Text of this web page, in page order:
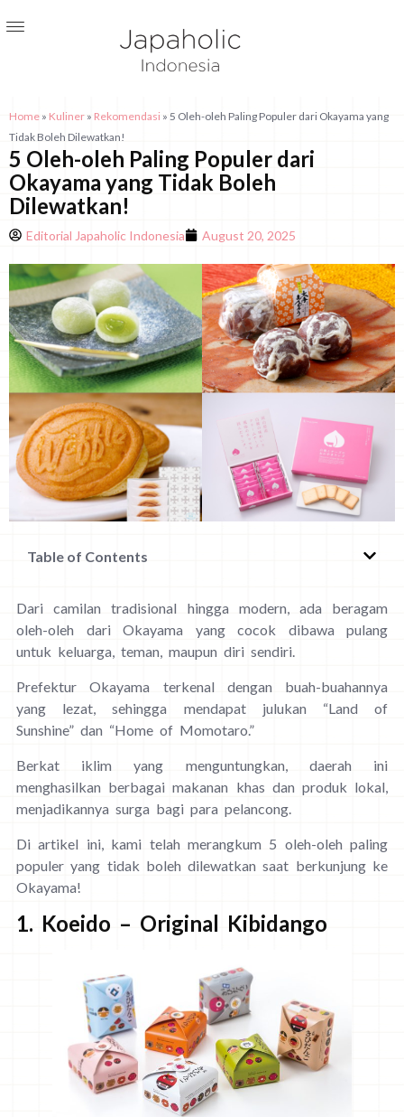
Home » Kuliner » Rekomendasi » 5 Oleh-oleh Paling Populer dari Okayama yang
Tidak Boleh Dilewatkan!
5 Oleh-oleh Paling Populer dari
Okayama yang Tidak Boleh
Dilewatkan!
Editorial Japaholic Indonesia August 20, 2025
Table of Contents
Dari camilan tradisional hingga modern, ada beragam
oleh-oleh dari Okayama yang cocok dibawa pulang
untuk keluarga, teman, maupun diri sendiri.
Prefektur Okayama terkenal dengan buah-buahannya
yang lezat, sehingga mendapat julukan “Land of
Sunshine” dan “Home of Momotaro.”
Berkat iklim yang menguntungkan, daerah ini
menghasilkan berbagai makanan khas dan produk lokal,
menjadikannya surga bagi para pelancong.
Di artikel ini, kami telah merangkum 5 oleh-oleh paling
populer yang tidak boleh dilewatkan saat berkunjung ke
Okayama!
1. Koeido – Original Kibidango